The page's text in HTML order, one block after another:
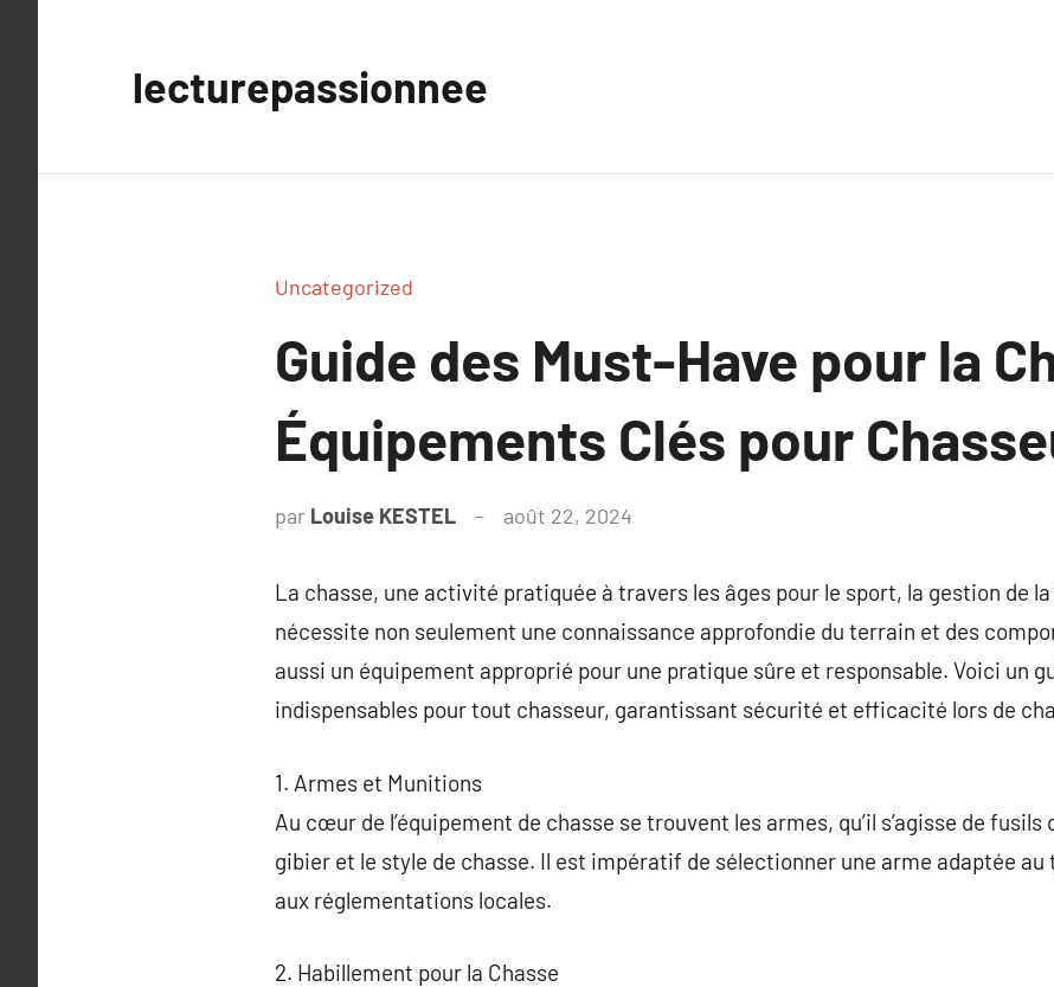
lecturepassionnee
Uncategorized
Guide des Must-Have pour la
Équipements Clés pour
par Louise KESTEL août 22, 2024
La chasse, une activité pratiquée à travers les âges pour le sport, la gestion de
nécessite non seulement une connaissance approfondie du terrain et des
aussi un équipement approprié pour une pratique sûre et responsable. Voici un
indispensables pour tout chasseur, garantissant sécurité et efficacité lors de
1. Armes et Munitions
Au cœur de l’équipement de chasse se trouvent les armes, qu’il s’agisse de fusils
gibier et le style de chasse. Il est impératif de sélectionner une arme adaptée
aux réglementations locales.
2. Habillement pour la Chasse